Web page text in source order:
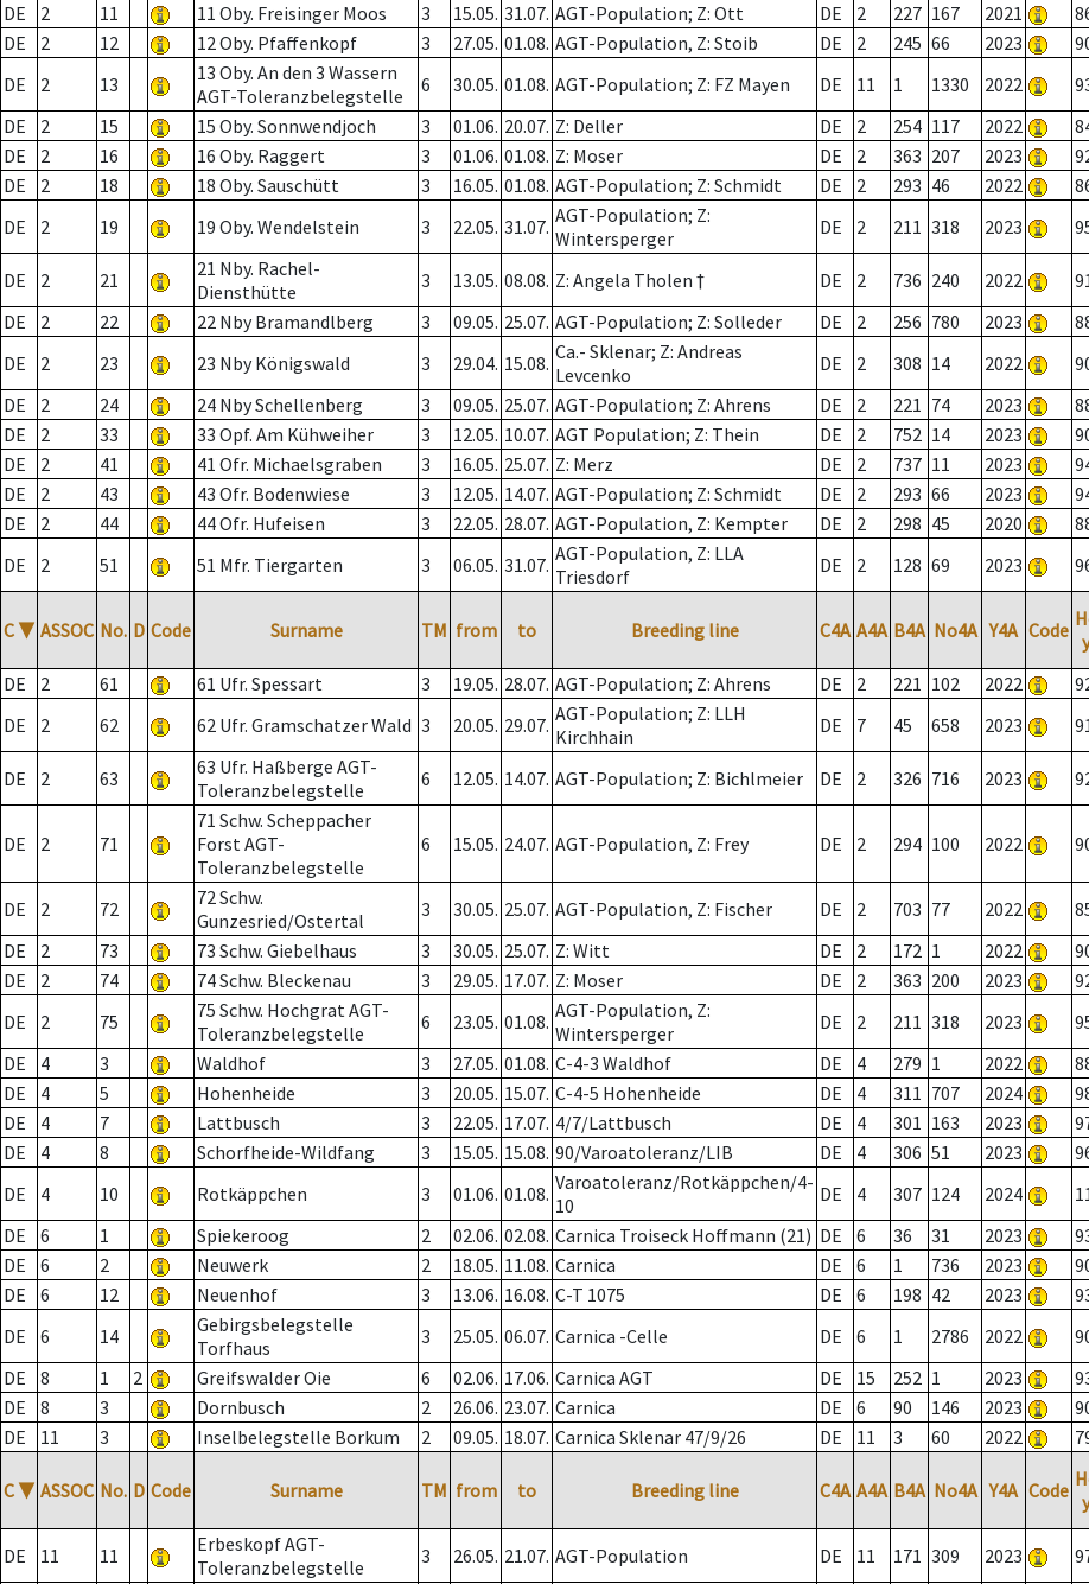
DE
2 11 11 Oby. Freisinger Moos 3 15.05. 31.07. AGT-Population; Z: Ott DE 2 227 167 2021
DE
2 12 12 Oby. Pfaffenkopf 3 27.05. 01.08. AGT-Population, Z: Stoib DE 2 245 66 2023
DE
2 13
13 Oby. An den 3 Wassern
AGT-Toleranzbelegstelle
6 30.05. 01.08. AGT-Population; Z: FZ Mayen DE 11 1 1330 2022
DE
2 15 15 Oby. Sonnwendjoch 3 01.06. 20.07. Z: Deller DE 2 254 117 2022
DE
2 16 16 Oby. Raggert 3 01.06. 01.08. Z: Moser DE 2 363 207 2023
DE
2 18 18 Oby. Sauschütt 3 16.05. 01.08. AGT-Population; Z: Schmidt DE 2 293 46 2022
DE
2 19 19 Oby. Wendelstein 3 22.05. 31.07. AGT-Population; Z:
Wintersperger
DE 2 211 318 2023
DE 2 21
21 Nby. Rachel-
Diensthütte
3 13.05. 08.08. Z: Angela Tholen † DE 2 736 240 2022
DE
2 22 22 Nby Bramandlberg 3 09.05. 25.07. AGT-Population; Z: Solleder DE 2 256 780 2023
DE
2 23 23 Nby Königswald 3 29.04. 15.08. Ca.- Sklenar; Z: Andreas
Levcenko
DE 2 308 14 2022
DE
2 24 24 Nby Schellenberg 3 09.05. 25.07. AGT-Population; Z: Ahrens DE 2 221 74 2023
DE
2 33 33 Opf. Am Kühweiher 3 12.05. 10.07. AGT Population; Z: Thein DE 2 752 14 2023
DE
2 41 41 Ofr. Michaelsgraben 3 16.05. 25.07. Z: Merz DE 2 737 11 2023
DE
2 43 43 Ofr. Bodenwiese 3 12.05. 14.07. AGT-Population; Z: Schmidt DE 2 293 66 2023
DE
2 44 44 Ofr. Hufeisen 3 22.05. 28.07. AGT-Population, Z: Kempter DE 2 298 45 2020
DE
2 51 51 Mfr. Tiergarten 3 06.05. 31.07. AGT-Population, Z: LLA
Triesdorf
DE 2 128 69 2023
C ▼ ASSOC No. D Code Surname TM from to Breeding line C4A A4A B4A No4A Y4A Code
DE
2 61 61 Ufr. Spessart 3 19.05. 28.07. AGT-Population; Z: Ahrens DE 2 221 102 2022
DE
2 62 62 Ufr. Gramschatzer Wald 3 20.05. 29.07. AGT-Population; Z: LLH
Kirchhain
DE 7 45 658 2023
DE 2 63
63 Ufr. Haßberge AGT-
Toleranzbelegstelle
6 12.05. 14.07. AGT-Population; Z: Bichlmeier DE 2 326 716 2023
DE 2 71
71 Schw. Scheppacher
Forst AGT-
Toleranzbelegstelle
6 15.05. 24.07. AGT-Population, Z: Frey DE 2 294 100 2022
DE 2 72
72 Schw.
Gunzesried/Ostertal
3 30.05. 25.07. AGT-Population, Z: Fischer DE 2 703 77 2022
DE
2 73 73 Schw. Giebelhaus 3 30.05. 25.07. Z: Witt DE 2 172 1 2022
DE
2 74 74 Schw. Bleckenau 3 29.05. 17.07. Z: Moser DE 2 363 200 2023
DE
2 75
75 Schw. Hochgrat AGT-
Toleranzbelegstelle
6 23.05. 01.08. AGT-Population, Z:
Wintersperger
DE 2 211 318 2023
DE
4 3 Waldhof 3 27.05. 01.08. C-4-3 Waldhof DE 4 279 1 2022
DE
4 5 Hohenheide 3 20.05. 15.07. C-4-5 Hohenheide DE 4 311 707 2024
DE
4 7 Lattbusch 3 22.05. 17.07. 4/7/Lattbusch DE 4 301 163 2023
DE
4 8 Schorfheide-Wildfang 3 15.05. 15.08. 90/Varoatoleranz/LIB DE 4 306 51 2023
DE
4 10 Rotkäppchen 3 01.06. 01.08. Varoatoleranz/Rotkäppchen/4-
10
DE 4 307 124 2024
DE
6 1 Spiekeroog 2 02.06. 02.08. Carnica Troiseck Hoffmann (21) DE 6 36 31 2023
DE
6 2 Neuwerk 2 18.05. 11.08. Carnica DE 6 1 736 2023
DE
6 12 Neuenhof 3 13.06. 16.08. C-T 1075 DE 6 198 42 2023
DE
6 14
Gebirgsbelegstelle
Torfhaus
3 25.05. 06.07. Carnica -Celle DE 6 1 2786 2022
DE
8 1 2 Greifswalder Oie 6 02.06. 17.06. Carnica AGT DE 15 252 1 2023
DE
8 3 Dornbusch 2 26.06. 23.07. Carnica DE 6 90 146 2023
DE
11 3 Inselbelegstelle Borkum 2 09.05. 18.07. Carnica Sklenar 47/9/26 DE 11 3 60 2022
C ▼ ASSOC No. D Code Surname TM from to Breeding line C4A A4A B4A No4A Y4A Code
DE 11 11
Erbeskopf AGT-
Toleranzbelegstelle
3 26.05. 21.07. AGT-Population DE 11 171 309 2023